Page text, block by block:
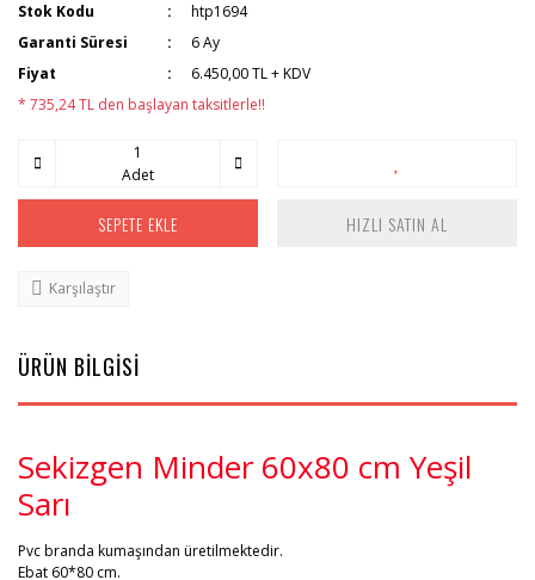
Stok Kodu
htp1694
Garanti Süresi
6 Ay
Fiyat
6.450,00 TL + KDV
* 735,24 TL den başlayan taksitlerle!!
Adet
SEPETE EKLE HIZLI SATIN AL
Karşılaştır
ÜRÜN BİLGİSİ
Sekizgen Minder 60x80 cm Yeşil
Sarı
Pvc branda kumaşından üretilmektedir.
Ebat 60*80 cm.